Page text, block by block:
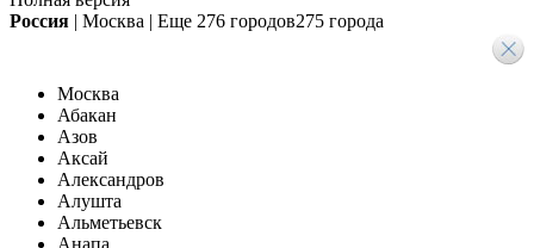
Россия | Москва | Еще 276 городов275 города
Москва
Абакан
Азов
Аксай
Александров
Алушта
Альметьевск
Анапа